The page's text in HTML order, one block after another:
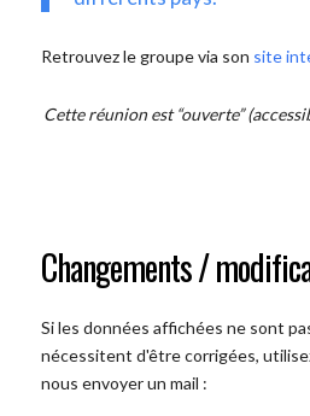
Retrouvez le groupe via son site
Cette réunion est “ouverte”
Changements /
Si les données affichées ne sont
nécessitent d'être corrigées,
nous envoyer un mail :